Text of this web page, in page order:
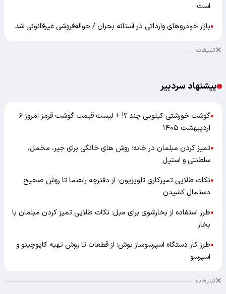
است
●بازار خودرو‌های وارداتی در آستانه بحران / حواله‌فروشی غیرقانونی شد
تبلیغات
پیشنهاد سردبیر
●
گوشت خورشتی کیلویی چند ؟! + لیست قیمت گوشت قرمز امروز ۶
اردیبهشت ۱۴۰۵
●تمیز کردن مبلمان در خانه؛ روش های خانگی برای جیر، مخمل،
سلطنتی و استیل
●نکات طلایی تمیزکاری تلویزیون؛ از دفترچه راهنما تا روش صحیح
دستمال کشیدن
●طرز استفاده از بخارشوی برای مبل؛ نکات طلایی تمیز کردن مبلمان با
بخار
●طرز کار دستگاه اسپرسوساز بوش؛ از قطعات تا روش تهیه کاپوچینو و
اسپرسو
تبلیغات